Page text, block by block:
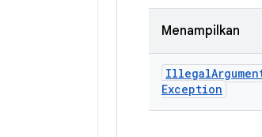
Menampilkan
Illegal
Exception